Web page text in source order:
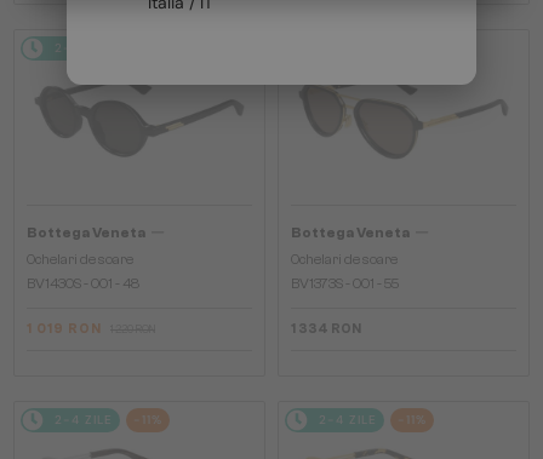
2-4 ZILE
Bottega Veneta
Ochelari de soare
BV1430S - 001 - 48
1 019 RON
Bottega Veneta
Ochelari de soare
BV1373S - 001 - 55
1 334 RON
2-4 ZILE -11% 2-4 ZILE -11%